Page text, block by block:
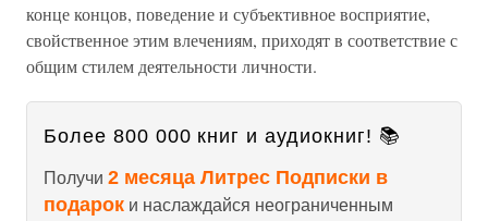
конце концов, поведение и субъективное восприятие,
свойственное этим влечениям, приходят в соответствие с
общим стилем деятельности личности.
Более 800 000 книг и аудиокниг! 📚
Получи 2 месяца Литрес Подписки в
подарок и наслаждайся неограниченным